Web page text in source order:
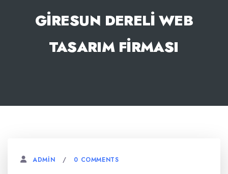
GIRESUN DERELI WEB
TASARIM FIRMASI
ADMIN 0 COMMENTS